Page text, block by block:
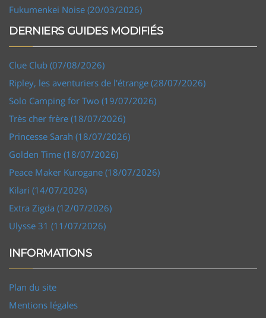
Fukumenkei Noise (20/03/2026)
DERNIERS GUIDES MODIFIÉS
Clue Club (07/08/2026)
Ripley, les aventuriers de l'étrange (28/07/2026)
Solo Camping for Two (19/07/2026)
Très cher frère (18/07/2026)
Princesse Sarah (18/07/2026)
Golden Time (18/07/2026)
Peace Maker Kurogane (18/07/2026)
Kilari (14/07/2026)
Extra Zigda (12/07/2026)
Ulysse 31 (11/07/2026)
INFORMATIONS
Plan du site
Mentions légales